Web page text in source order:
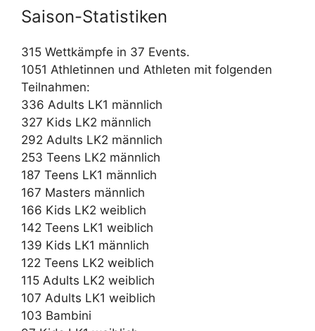
Saison-Statistiken
315 Wettkämpfe in 37 Events.
1051 Athletinnen und Athleten mit folgenden
Teilnahmen:
336 Adults LK1 männlich
327 Kids LK2 männlich
292 Adults LK2 männlich
253 Teens LK2 männlich
187 Teens LK1 männlich
167 Masters männlich
166 Kids LK2 weiblich
142 Teens LK1 weiblich
139 Kids LK1 männlich
122 Teens LK2 weiblich
115 Adults LK2 weiblich
107 Adults LK1 weiblich
103 Bambini